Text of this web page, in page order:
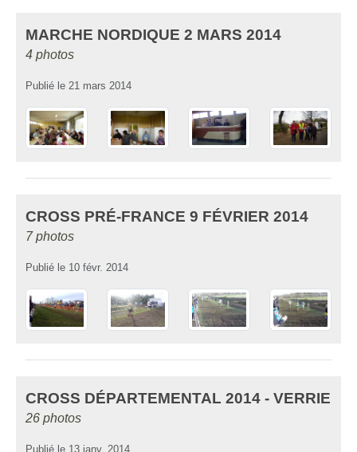
MARCHE NORDIQUE 2 MARS 2014
4 photos
Publié le 21 mars 2014
CROSS PRÉ-FRANCE 9 FÉVRIER 2014
7 photos
Publié le 10 févr. 2014
CROSS DÉPARTEMENTAL 2014 - VERRIE
26 photos